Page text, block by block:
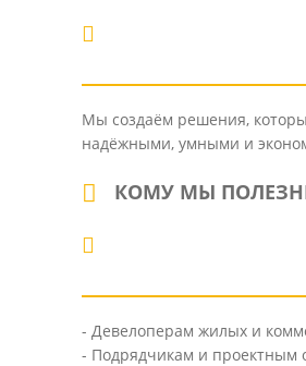
Мы создаём решения,
надёжными, умными и
КОМУ МЫ
- Девелоперам жилых и
- Подрядчикам и проектным